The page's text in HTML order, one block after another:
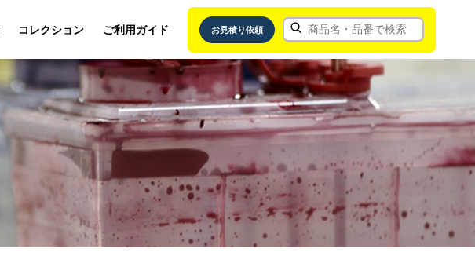
コレクション ご利用ガイド お見積り依頼